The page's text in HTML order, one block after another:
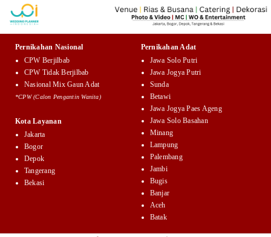
Pernikahan Nasional
CPW Berjilbab
CPW Tidak Berjilbab
Nasional Mix Gaun Adat
*CPW (Calon Pengantin Wanita)
Kota Layanan
Jakarta
Bogor
Depok
Tangerang
Bekasi
Pernikahan Adat
Jawa Solo Putri
Jawa Jogya Putri
Sunda
Betawi
Jawa Jogya Paes Ageng
Jawa Solo Basahan
Minang
Lampung
Palembang
Jambi
Bugis
Banjar
Aceh
Batak